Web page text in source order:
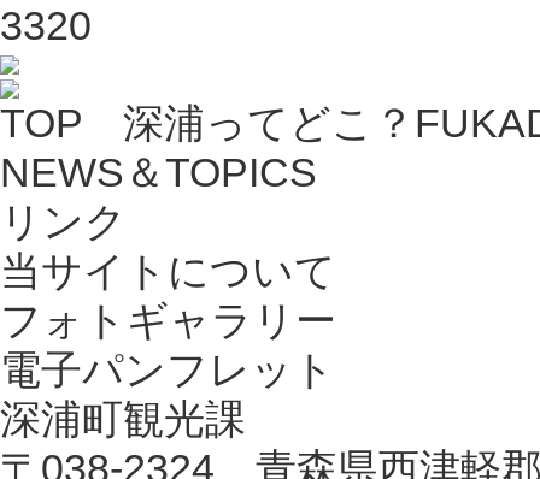
3320
TOP 深浦ってどこ？
NEWS＆TOPICS
リンク
当サイトについて
フォトギャラリー
電子パンフレット
深浦町観光課
〒038-2324 青森県西津軽